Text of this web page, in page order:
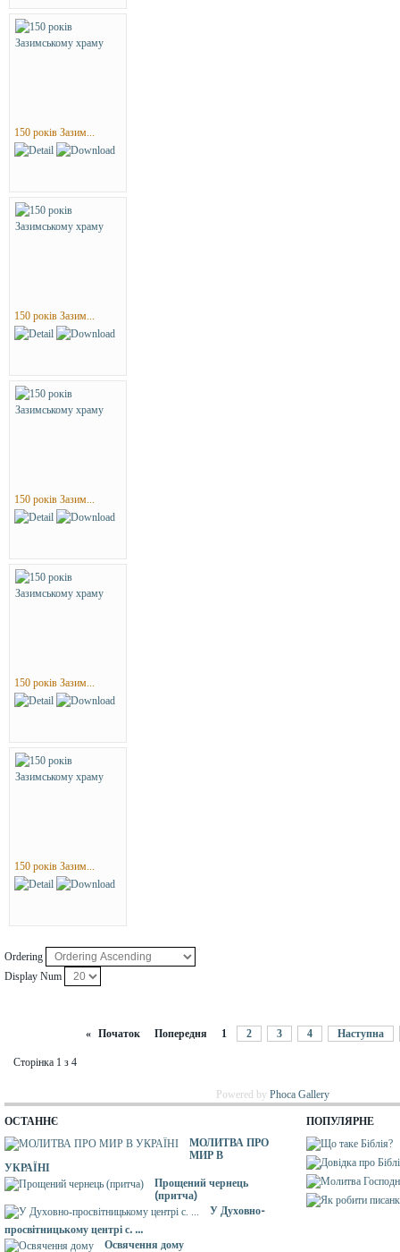
150 років Зазим...
150 років Зазим...
150 років Зазим...
150 років Зазим...
150 років Зазим...
Ordering
Display Num
« Початок Попередня 1 2 3 4 Наступна
Сторінка 1 з 4
Powered by Phoca Gallery
ОСТАННЄ
МОЛИТВА ПРО
МИР В
УКРАЇНІ
Прощений чернець
(притча)
У Духовно-
просвітницькому центрі с. ...
Освячення дому
ПОПУЛЯРНЕ